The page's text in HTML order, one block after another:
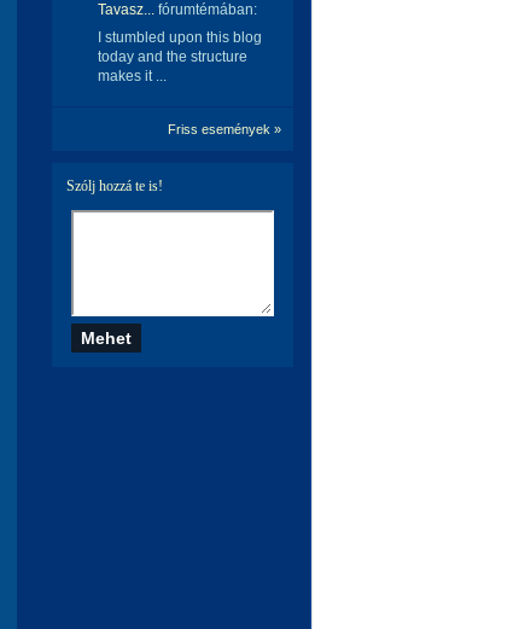
Tavasz... fórumtémában:
I stumbled upon this blog
today and the structure
makes it ...
Friss események »
Szólj hozzá te is!